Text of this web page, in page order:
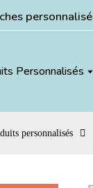
Personnalisés
personnalisés